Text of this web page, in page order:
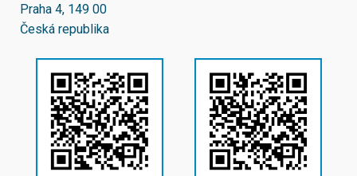
Praha 4, 149 00
Česká republika